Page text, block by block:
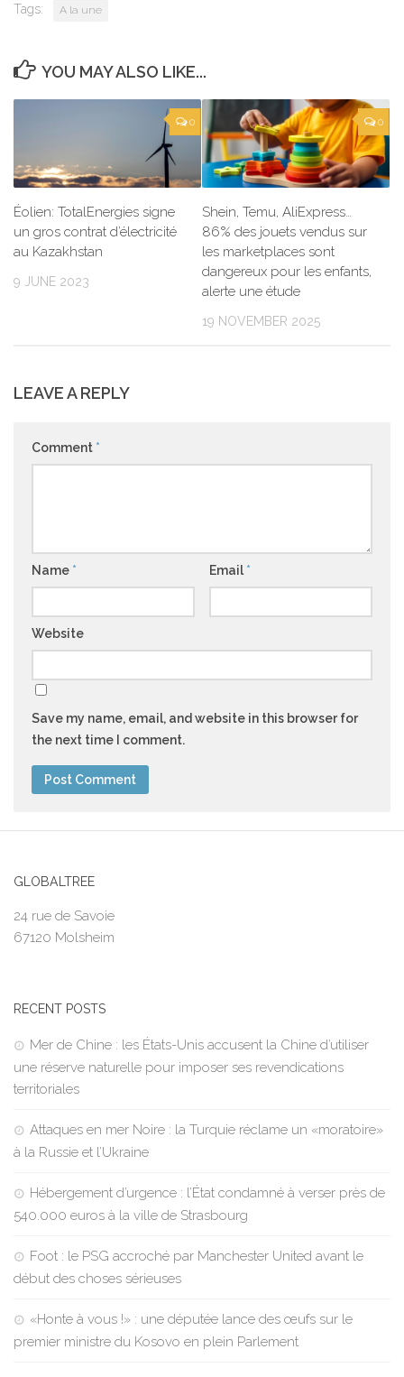
Tags: A la une
YOU MAY ALSO LIKE...
0
Éolien: TotalEnergies signe
un gros contrat d’électricité
au Kazakhstan
9 JUNE 2023
0
Shein, Temu, AliExpress…
86% des jouets vendus sur
les marketplaces sont
dangereux pour les enfants,
alerte une étude
19 NOVEMBER 2025
LEAVE A REPLY
Comment *
Name * Email *
Website
Save my name, email, and website in this browser for
the next time I comment.
GLOBALTREE
24 rue de Savoie
67120 Molsheim
RECENT POSTS
Mer de Chine : les États-Unis accusent la Chine d’utiliser
une réserve naturelle pour imposer ses revendications
territoriales
Attaques en mer Noire : la Turquie réclame un «moratoire»
à la Russie et l’Ukraine
Hébergement d’urgence : l’État condamné à verser près de
540.000 euros à la ville de Strasbourg
Foot : le PSG accroché par Manchester United avant le
début des choses sérieuses
«Honte à vous !» : une députée lance des œufs sur le
premier ministre du Kosovo en plein Parlement